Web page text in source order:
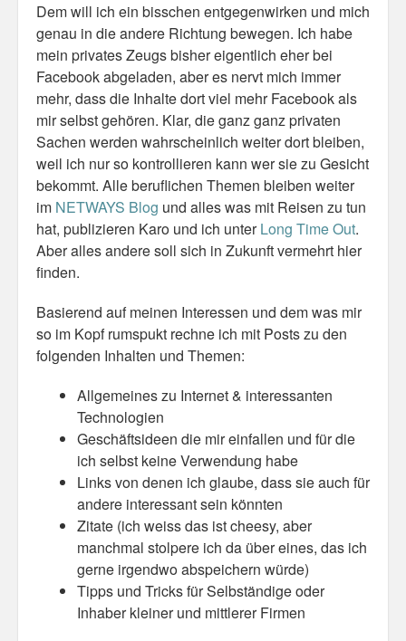
Wild Stuff
Psychos
Personal
30 Day Missions
Travel
Gin & Tonic Ranking
Sideblog
Dem will ich ein bisschen entgegenwirken und mich
genau in die andere Richtung bewegen. Ich habe
mein privates Zeugs bisher eigentlich eher bei
Facebook abgeladen, aber es nervt mich immer
mehr, dass die Inhalte dort viel mehr Facebook als
mir selbst gehören. Klar, die ganz ganz privaten
Sachen werden wahrscheinlich weiter dort bleiben,
weil ich nur so kontrollieren kann wer sie zu Gesicht
bekommt. Alle beruflichen Themen bleiben weiter
im NETWAYS Blog und alles was mit Reisen zu tun
hat, publizieren Karo und ich unterLong Time Out.
Aber alles andere soll sich in Zukunft vermehrt hier
finden.
Basierend auf meinen Interessen und dem was mir
so im Kopf rumspukt rechne ich mit Posts zu den
folgenden Inhalten und Themen:
Allgemeines zu Internet & interessanten
Technologien
Geschäftsideen die mir einfallen und für die
ich selbst keine Verwendung habe
Links von denen ich glaube, dass sie auch für
andere interessant sein könnten
Zitate (ich weiss das ist cheesy, aber
manchmal stolpere ich da über eines, das ich
gerne irgendwo abspeichern würde)
Tipps und Tricks für Selbständige oder
Inhaber kleiner und mittlerer Firmen